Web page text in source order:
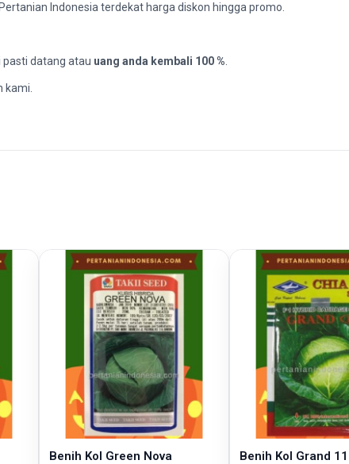
Indonesia terdekat harga diskon hingga promo.
pasti datang atau uang anda kembali 100 %
kami.
Benih Kol Green Nova Benih Kol Grand 11